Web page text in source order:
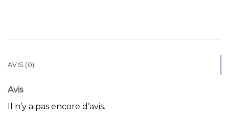
AVIS (0)
Avis
Il n’y a pas encore d’avis.